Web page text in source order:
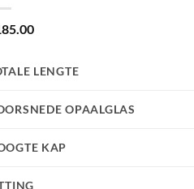
LENGTE
OPAALGLAS
KAP